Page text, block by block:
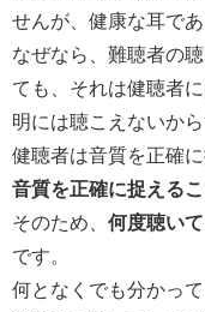
せんが、健康な耳で
なぜなら、難聴者の
ても、それは健聴者
明には聴こえないから
健聴者は音質を正確
音質を正確に捉える
そのため、 何度聴い
です。
何となくでも分かっ